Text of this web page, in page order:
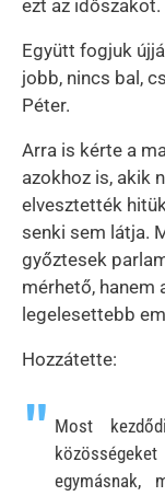
ezt az időszakot.
Együtt fogjuk
jobb, nincs bal,
Péter.
Arra is kérte a
azokhoz is, akik
elvesztették
senki sem látja.
győztesek
mérhető, hanem
legelesettebb
Hozzátette:
Most
egymásnak,